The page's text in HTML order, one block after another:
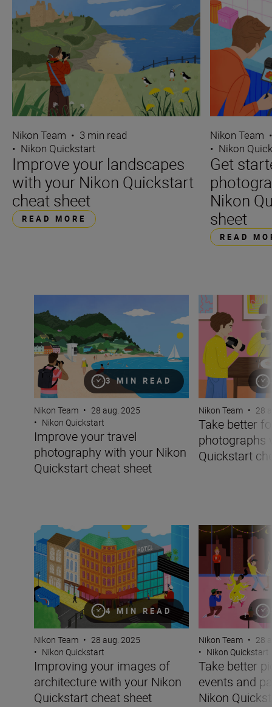
Nikon Team • 3 min read
• Nikon Quickstart
Improve your landscapes
with your Nikon Quickstart
cheat sheet
READ MORE
Nikon Team
• Nikon
Get
Nikon
sheet
READ
3 MIN READ
Improve your travel photography with your Nikon
Nikon Team • 28 aug. 2025
• Nikon Quickstart
Improve your travel
photography with your Nikon
Quickstart cheat sheet
Take better
Nikon Team • 28
Take better
photographs
Quickstart
4 MIN READ
Improving your images of architecture with your Nikon
Nikon Team • 28 aug. 2025
• Nikon Quickstart
Improving your images of
architecture with your Nikon
Quickstart cheat sheet
Take better
Nikon Team • 28
• Nikon Quickstart
Take better
events and
Nikon